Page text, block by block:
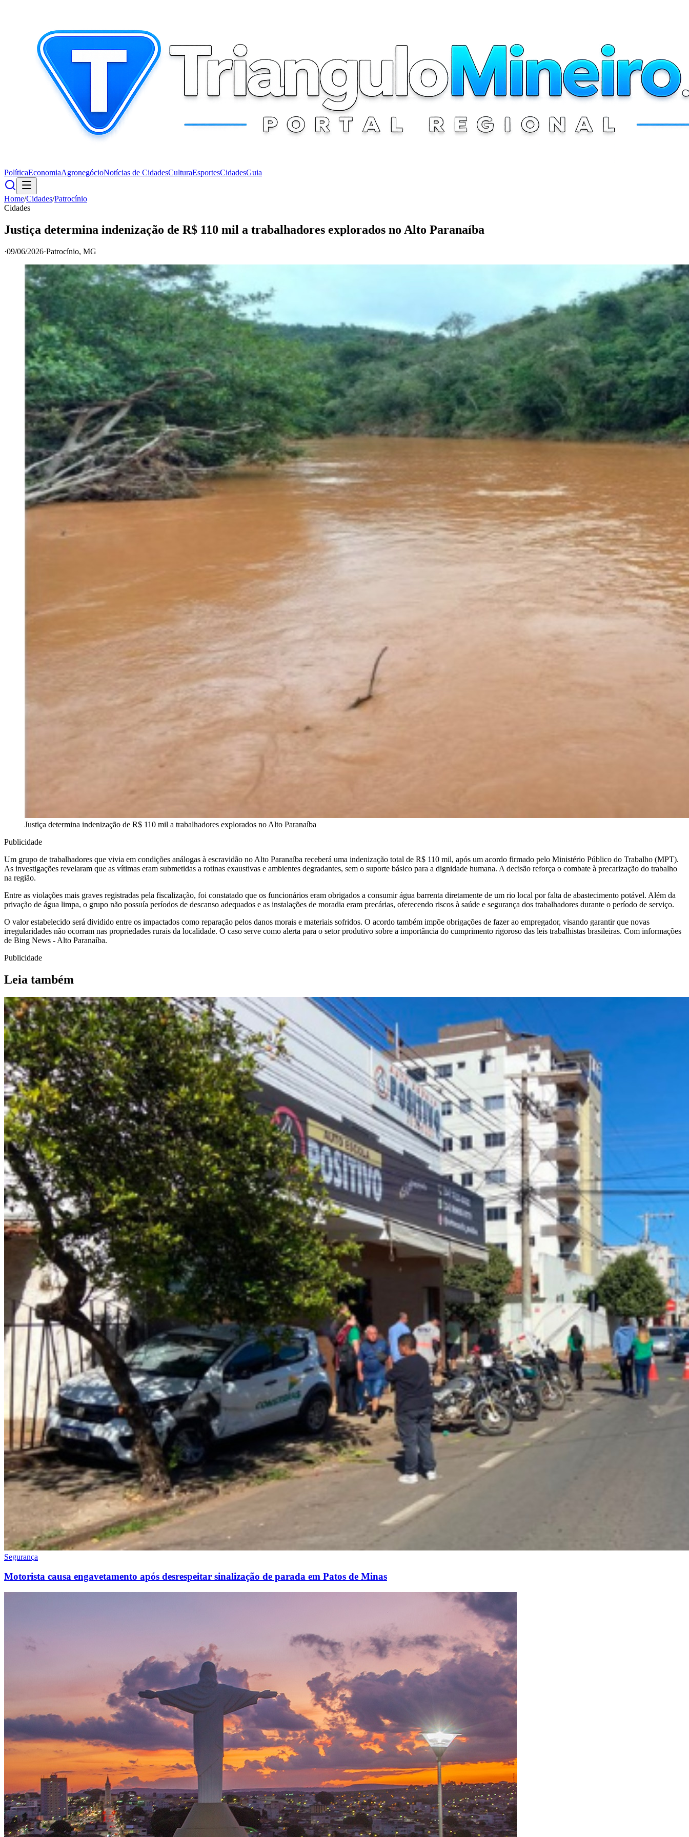
PolíticaEconomiaAgronegócioNotícias de CidadesCulturaEsportesCidadesGuia
Home/Cidades/Patrocínio
Cidades
Justiça determina indenização de R$ 110 mil a trabalhadores explorados no Alto Paranaíba
·09/06/2026·Patrocínio, MG
Justiça determina indenização de R$ 110 mil a trabalhadores explorados no Alto Paranaíba
Publicidade
Um grupo de trabalhadores que vivia em condições análogas à escravidão no Alto Paranaíba receberá uma indenização total de R$ 110 mil, após um acordo firmado pelo Ministério Público do Trabalho (MPT).
As investigações revelaram que as vítimas eram submetidas a rotinas exaustivas e ambientes degradantes, sem o suporte básico para a dignidade humana. A decisão reforça o combate à precarização do trabalho
na região.
Entre as violações mais graves registradas pela fiscalização, foi constatado que os funcionários eram obrigados a consumir água barrenta diretamente de um rio local por falta de abastecimento potável. Além da
privação de água limpa, o grupo não possuía períodos de descanso adequados e as instalações de moradia eram precárias, oferecendo riscos à saúde e segurança dos trabalhadores durante o período de serviço.
O valor estabelecido será dividido entre os impactados como reparação pelos danos morais e materiais sofridos. O acordo também impõe obrigações de fazer ao empregador, visando garantir que novas
irregularidades não ocorram nas propriedades rurais da localidade. O caso serve como alerta para o setor produtivo sobre a importância do cumprimento rigoroso das leis trabalhistas brasileiras. Com informações
de Bing News - Alto Paranaíba.
Publicidade
Leia também
Segurança
Motorista causa engavetamento após desrespeitar sinalização de parada em Patos de Minas